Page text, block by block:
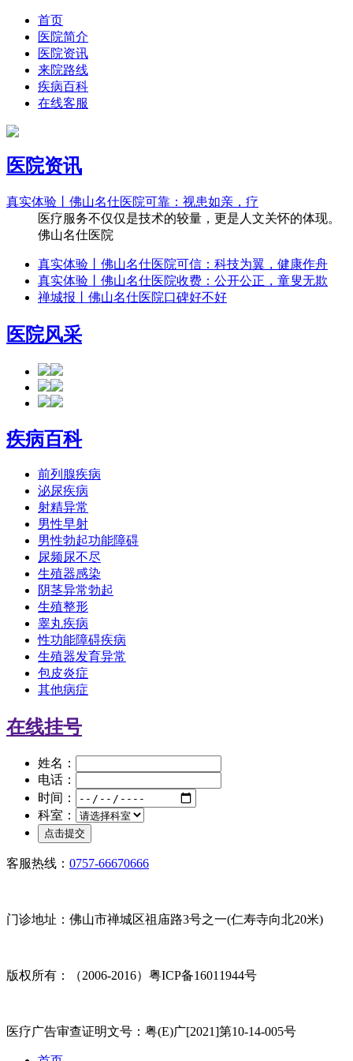
首页
医院简介
医院资讯
来院路线
疾病百科
在线客服
医院资讯
真实体验丨佛山名仕医院可靠：视患如亲，疗
医疗服务不仅仅是技术的较量，更是人文关怀的体现。
佛山名仕医院
真实体验丨佛山名仕医院可信：科技为翼，健康作舟
真实体验丨佛山名仕医院收费：公开公正，童叟无欺
禅城报丨佛山名仕医院口碑好不好
医院风采
疾病百科
前列腺疾病
泌尿疾病
射精异常
男性早射
男性勃起功能障碍
尿频尿不尽
生殖器感染
阴茎异常勃起
生殖整形
睾丸疾病
性功能障碍疾病
生殖器发育异常
包皮炎症
其他病症
在线挂号
姓名：
电话：
时间：
科室：
客服热线： 0757-66670666
门诊地址：佛山市禅城区祖庙路3号之一(仁寿寺向北20米)
版权所有：（2006-2016）粤ICP备16011944号
医疗广告审查证明文号：粤(E)广[2021]第10-14-005号